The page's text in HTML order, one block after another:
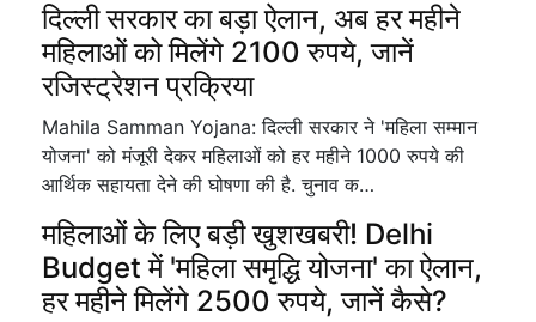
दिल्ली सरकार का बड़ा ऐलान, अब हर महीने
महिलाओं को मिलेंगे 2100 रुपये, जानें
रजिस्ट्रेशन प्रक्रिया
Mahila Samman Yojana: दिल्ली सरकार ने 'महिला सम्मान
योजना' को मंजूरी देकर महिलाओं को हर महीने 1000 रुपये की
आर्थिक सहायता देने की घोषणा की है. चुनाव क…
महिलाओं के लिए बड़ी खुशखबरी! Delhi
Budget में 'महिला समृद्धि योजना' का ऐलान,
हर महीने मिलेंगे 2500 रुपये, जानें कैसे?